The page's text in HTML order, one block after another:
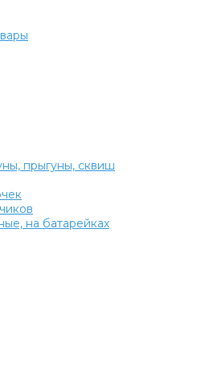
прыгуны, сквиш
на батарейках